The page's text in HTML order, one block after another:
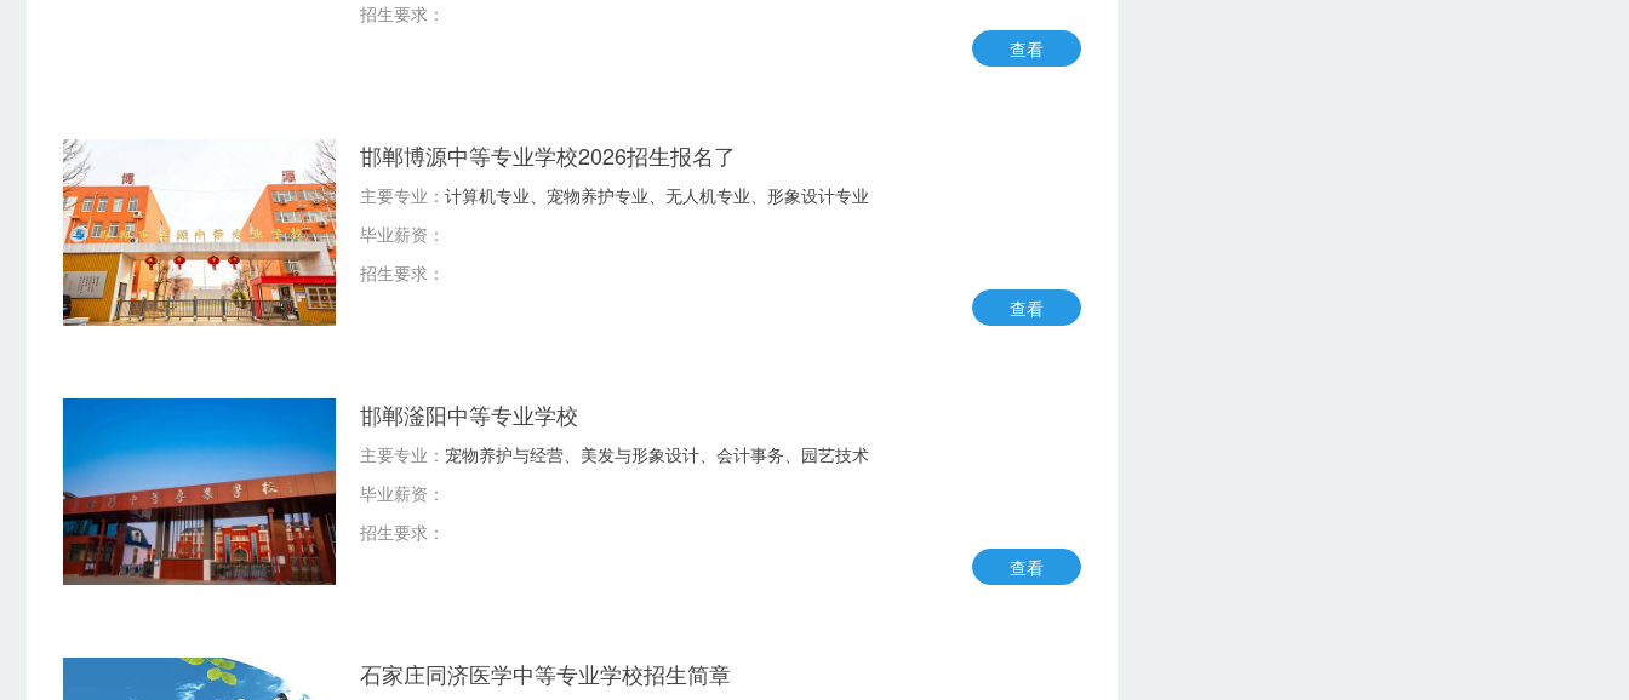
招生要求：
查看
邯郸博源中等专业学校2026招生报名了
主要专业： 计算机专业、宠物养护专业、无人机专业、形象设计专业
毕业薪资：
招生要求：
查看
邯郸滏阳中等专业学校
主要专业： 宠物养护与经营、美发与形象设计、会计事务、园艺技术
毕业薪资：
招生要求：
查看
石家庄同济医学中等专业学校招生简章